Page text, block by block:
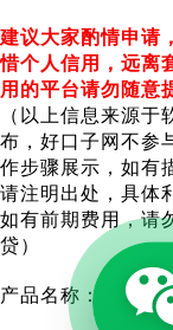
建议大家酌情申请
惜个人信用，远离
用的平台请勿随意
（以上信息来源
布，好口子网不参
作步骤展示，如有
请注明出处，具体
如有前期费用，请
贷）
产品名称：省呗